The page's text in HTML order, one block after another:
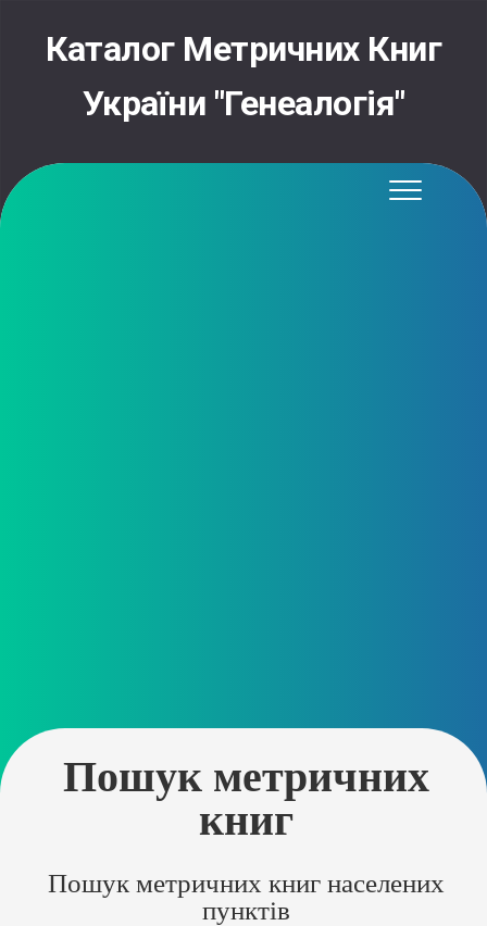
contentКаталог Метричних Книг
України "Генеалогія"
Пошук метричних
книг
Пошук метричних книг населених
пунктів